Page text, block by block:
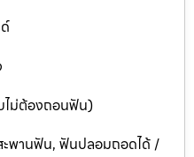
ไม่ต้องถอนฟัน)
พานฟัน, ฟันปลอมถอดได้ /